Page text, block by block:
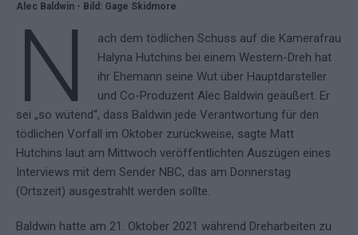
Alec Baldwin - Bild: Gage Skidmore
N
ach dem tödlichen Schuss auf die Kamerafrau
Halyna Hutchins bei einem Western-Dreh hat
ihr Ehemann seine Wut über Hauptdarsteller
und Co-Produzent Alec Baldwin geäußert. Er
sei „so wütend“, dass Baldwin jede Verantwortung für den
tödlichen Vorfall im Oktober zurückweise, sagte Matt
Hutchins laut am Mittwoch veröffentlichten Auszügen eines
Interviews mit dem Sender NBC, das am Donnerstag
(Ortszeit) ausgestrahlt werden sollte.
Baldwin hatte am 21. Oktober 2021 während Dreharbeiten zu